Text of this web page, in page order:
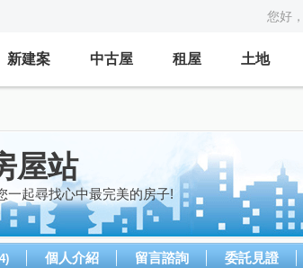
您好
新建案 中古屋 租屋 土地
屋站
一起尋找心中最完美的房子!
個人介紹 留言諮詢 委託見證